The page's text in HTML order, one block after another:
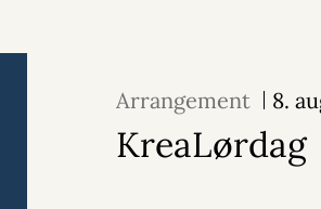
Arrangement 8.
KreaLørdag